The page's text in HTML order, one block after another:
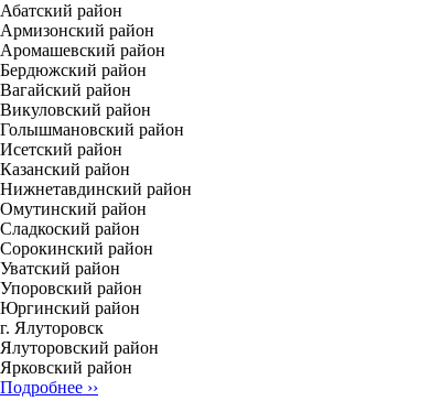
Абатский район
Армизонский район
Аромашевский район
Бердюжский район
Вагайский район
Викуловский район
Голышмановский район
Исетский район
Казанский район
Нижнетавдинский район
Омутинский район
Сладкоский район
Сорокинский район
Уватский район
Упоровский район
Юргинский район
г. Ялуторовск
Ялуторовский район
Ярковский район
Подробнее ››